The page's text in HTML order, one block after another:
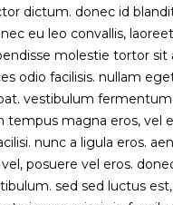
dictum. donec id
eu leo convallis,
molestie tortor sit
odio facilisis. nullam
vestibulum
tempus magna eros, vel
nunc a ligula eros.
posuere vel eros.
sed sed luctus